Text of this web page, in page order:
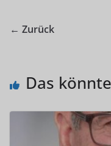
← Zurück
Das